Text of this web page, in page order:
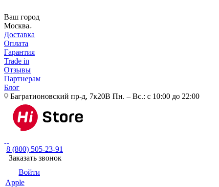
Ваш город
Москва
Доставка
Оплата
Гарантия
Trade in
Отзывы
Партнерам
Блог
Багратионовский пр-д, 7к20В Пн. – Вс.: с 10:00 до 22:00
8 (800) 505-23-91
Заказать звонок
Войти
Apple